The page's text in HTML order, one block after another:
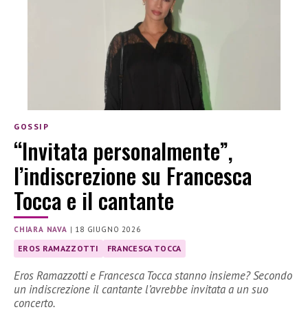
GOSSIP
“Invitata personalmente”,
l’indiscrezione su Francesca
Tocca e il cantante
CHIARA NAVA | 18 GIUGNO 2026
EROS RAMAZZOTTI FRANCESCA TOCCA
Eros Ramazzotti e Francesca Tocca stanno insieme? Secondo
un indiscrezione il cantante l’avrebbe invitata a un suo
concerto.